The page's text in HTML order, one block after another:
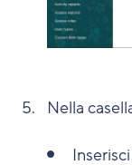
Nella